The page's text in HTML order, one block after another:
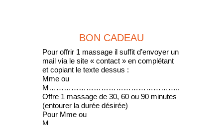
BON CADEAU
Pour offrir 1 massage il suffit d’envoyer un
mail via le site « contact » en complétant
et copiant le texte dessus :
Mme ou
M……………………………………………..
Offre 1 massage de 30, 60 ou 90 minutes
(entourer la durée désirée)
Pour Mme ou
M……………………………..